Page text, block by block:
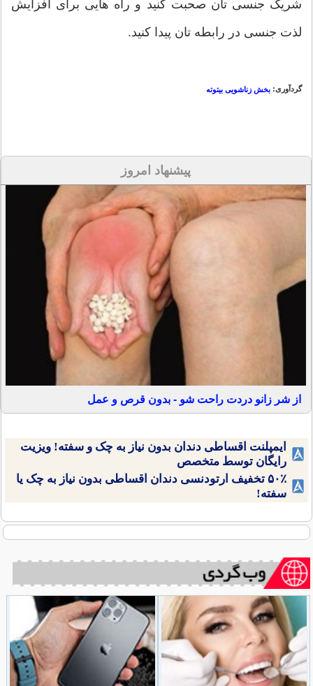
شریک جنسی تان صحبت کنید و راه هایی برای افزایش
لذت جنسی در رابطه تان پیدا کنید.
گردآوری: بخش زناشویی بیتوته
پیشنهاد امروز
از شر زانو دردت راحت شو - بدون قرص و عمل
ایمپلنت اقساطی دندان بدون نیاز به چک و سفته! ویزیت
رایگان توسط متخصص
۵۰٪ تخفیف ارتودنسی دندان اقساطی بدون نیاز به چک یا
سفته!